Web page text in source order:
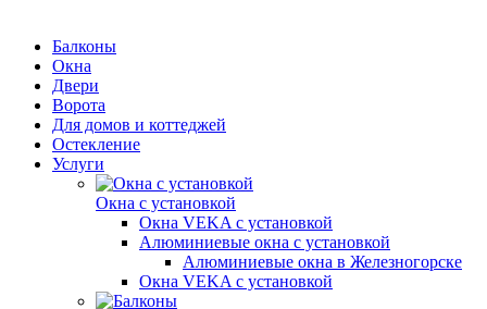
Балконы
Окна
Двери
Ворота
Для домов и коттеджей
Остекление
Услуги
Окна с установкой
Окна VEKA с установкой
Алюминиевые окна с установкой
Алюминиевые окна в Железногорске
Окна VEKA с установкой